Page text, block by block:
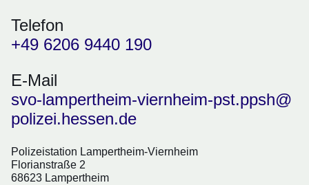
Telefon
+49 6206 9440 190
E-Mail
svo-lampertheim-viernheim-pst.ppsh@
polizei.hessen.de
Polizeistation Lampertheim-Viernheim
Florianstraße 2
68623 Lampertheim